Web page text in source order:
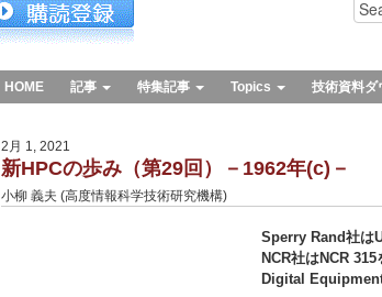
HOME 記事 特集記事 Topics 技術資料ダ
2月 1, 2021
新HPCの歩み（第29回）－1962年(c)－
小柳 義夫 (高度情報科学技術研究機構)
Sperry Rand社は
NCR社はNCR
Digital Equipment